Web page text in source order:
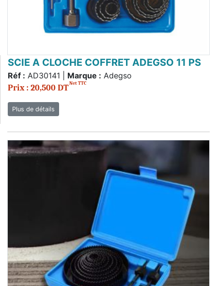
SCIE A CLOCHE COFFRET ADEGSO 11 PS
Réf : AD30141 | Marque : Adegso
Prix : 20,500 DTNet TTC
Plus de détails